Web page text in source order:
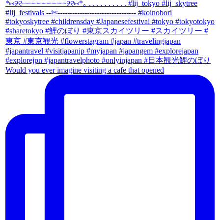
Would you ever imagine visiting a cafe that opened